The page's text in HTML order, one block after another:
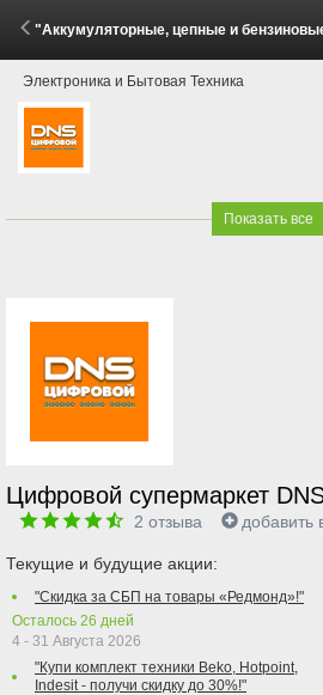
"Аккумуляторные, цепные и бензиновые пилы - комплектом выгоднее!" (30 Мая - 28
Электроника и Бытовая Техника
Показать все
Цифровой супермаркет
2 отзыва
Текущие и будущие акции:
"Скидка за СБП на товары «Редмонд»!"
Осталось 26 дней
4 - 31 Августа 2026
"Купи комплект техники Beko, Hotpoint,
Indesit - получи скидку до 30%!"